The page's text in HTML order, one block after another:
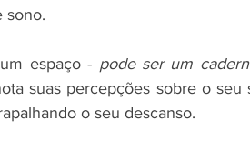
sono.
espaço - pode ser um
suas percepções sobre o
o seu descanso.